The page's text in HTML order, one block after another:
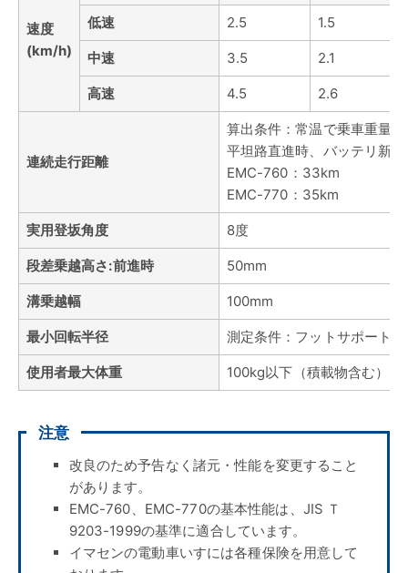
速度
(km/h)
低速 2.5 1.5
中速 3.5 2.1
高速 4.5 2.6
連続走行距離
算出条件：常温で乗車重量
平坦路直進時、バッテリ新
EMC-760：33km
EMC-770：35km
実用登坂角度 8度
段差乗越高さ:前進時 50mm
溝乗越幅 100mm
最小回転半径 測定条件：フットサポート
使用者最大体重 100kg以下（積載物含む）
注意
改良のため予告なく諸元・性能を変更すること
があります。
EMC-760、EMC-770の基本性能は、JIS Ｔ
9203-1999の基準に適合しています。
イマセンの電動車いすには各種保険を用意して